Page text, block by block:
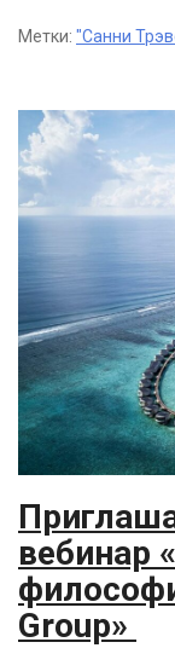
Метки: "Санни
вебинар
Group»